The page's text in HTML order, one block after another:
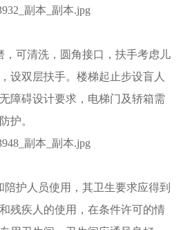
，可清洗，圆角接口，扶手考虑儿
设双层扶手。楼梯起止步设盲人
障碍设计要求，电梯门及轿箱需
护。
护人员使用，其卫生要求应得到
残疾人的使用，在条件许可的情